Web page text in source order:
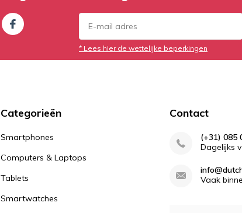
* Lees hier de wettelijke beperkingen
Categorieën
Smartphones
Computers & Laptops
Tablets
Smartwatches
Contact
(+31) 085
Dagelijks
Vaak